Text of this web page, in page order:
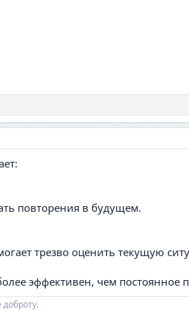
повторения в будущем.
трезво оценить текущую
эффективен, чем постоянное